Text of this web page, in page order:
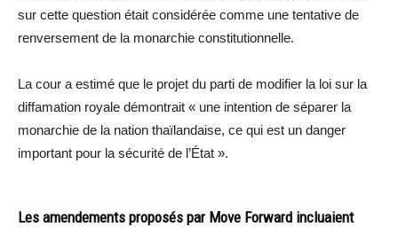
sur cette question était considérée comme une tentative de
renversement de la monarchie constitutionnelle.
La cour a estimé que le projet du parti de modifier la loi sur la
diffamation royale démontrait « une intention de séparer la
monarchie de la nation thaïlandaise, ce qui est un danger
important pour la sécurité de l’État ».
Les amendements proposés par Move Forward incluaient